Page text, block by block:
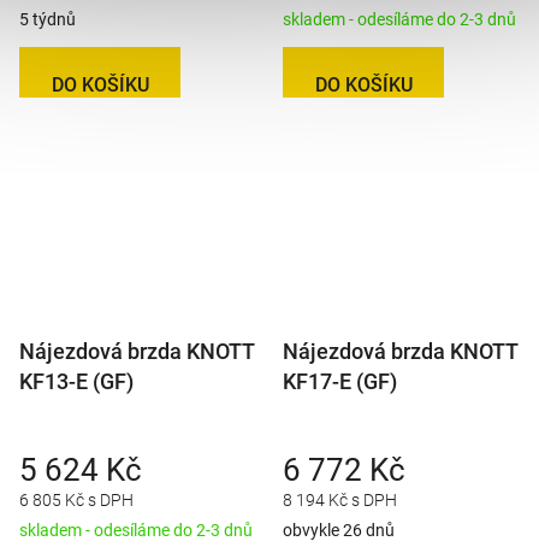
5 týdnů
DO KOŠÍKU
skladem - odesíláme do 2-3 dnů
DO KOŠÍKU
Nájezdová brzda KNOTT
KF13-E (GF)
6 805 Kč s DPH
5 624 Kč
skladem - odesíláme do 2-3 dnů
Nájezdová brzda KNOTT
KF17-E (GF)
8 194 Kč s DPH
6 772 Kč
obvykle 26 dnů